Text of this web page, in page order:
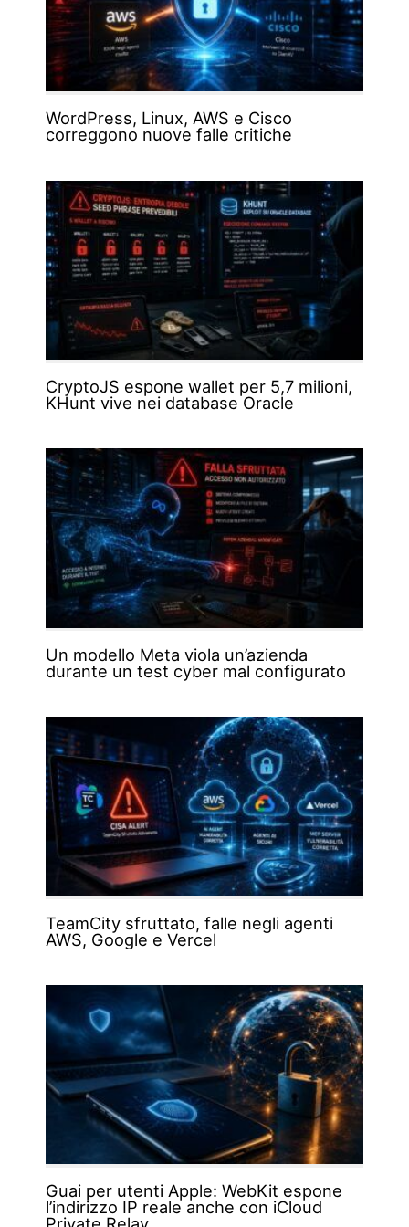
WordPress, Linux, AWS e Cisco
correggono nuove falle critiche
CryptoJS espone wallet per 5,7 milioni,
KHunt vive nei database Oracle
Un modello Meta viola un’azienda
durante un test cyber mal configurato
TeamCity sfruttato, falle negli agenti
AWS, Google e Vercel
Guai per utenti Apple: WebKit espone
l’indirizzo IP reale anche con iCloud